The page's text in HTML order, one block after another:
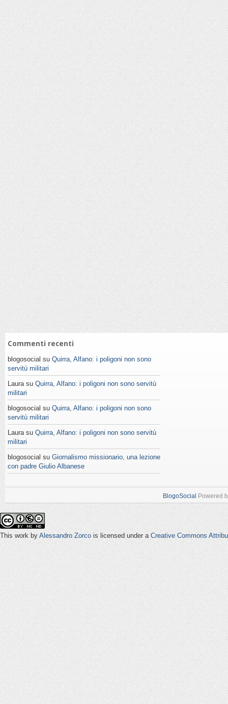
Commenti recenti
blogosocial su Quirra, Alfano: i poligoni non sono
servitù militari
Laura su Quirra, Alfano: i poligoni non sono servitù
militari
blogosocial su Quirra, Alfano: i poligoni non sono
servitù militari
Laura su Quirra, Alfano: i poligoni non sono servitù
militari
blogosocial su Giornalismo missionario, una lezione
con padre Giulio Albanese
BlogoSocial Powered
This work by Alessandro Zorco is licensed under a Creative Commons